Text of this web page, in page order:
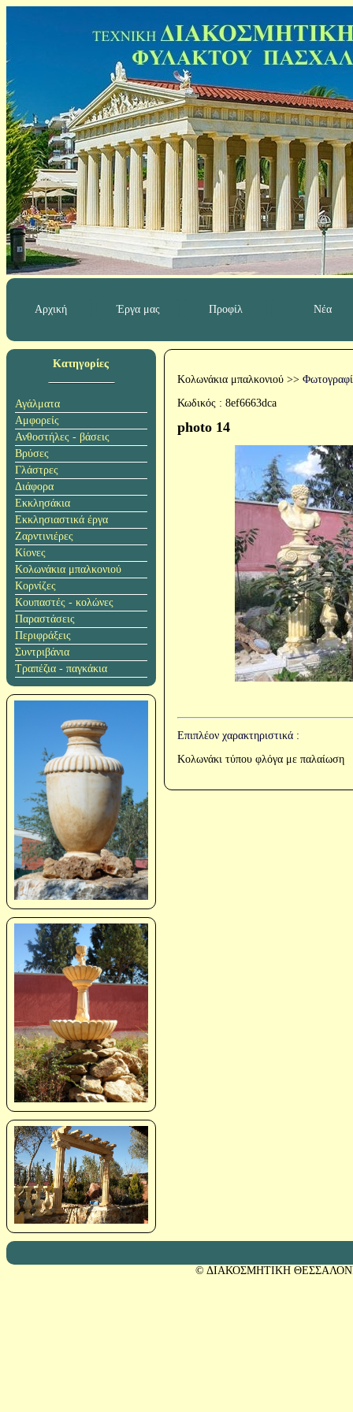
Αρχική Έργα μας Προφίλ Νέα
Κατηγορίες
Αγάλματα
Αμφορείς
Ανθοστήλες - βάσεις
Βρύσες
Γλάστρες
Διάφορα
Εκκλησάκια
Εκκλησιαστικά έργα
Ζαρντινιέρες
Κίονες
Κολωνάκια μπαλκονιού
Κορνίζες
Κουπαστές - κολώνες
Παραστάσεις
Περιφράξεις
Συντριβάνια
Τραπέζια - παγκάκια
Κολωνάκια μπαλκονιού >>
Κωδικός : 8ef6663dca
photo 14
Επιπλέον χαρακτηριστικά :
Κολωνάκι τύπου φλόγα με παλαίωση
© ΔΙΑΚΟΣΜΗΤΙΚΗ